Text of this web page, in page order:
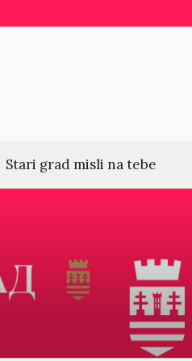
Stari grad misli na tebe